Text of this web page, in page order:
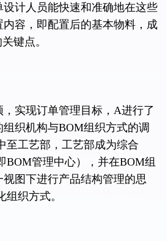
计人员能快速和准确地在这些
容，即配置后的基本物料，成
键点。
实现订单管理目标，A进行了
织机构与BOM组织方式的调
至工艺部，工艺部成为综合
BOM管理中心），并在BOM组
图下进行产品结构管理的思
织方式。